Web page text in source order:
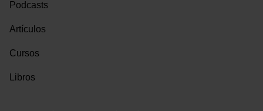
Podcasts
Artículos
Cursos
Libros